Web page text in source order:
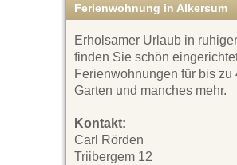
Ferienwohnung in Alkersum
Erholsamer Urlaub in
finden Sie schön
Ferienwohnungen für bis
Garten und manches mehr.
Kontakt:
Carl Rörden
Triibergem 12